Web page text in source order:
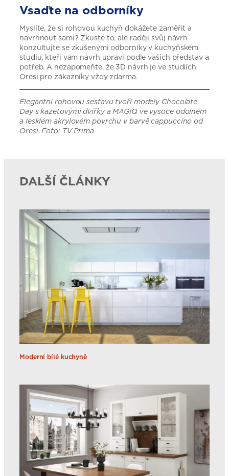
Vsaďte na odborníky
Myslíte, že si rohovou kuchyň dokážete zaměřit a
navrhnout sami? Zkuste to, ale raději svůj návrh
konzultujte se zkušenými odborníky v kuchyňském
studiu, kteří vám návrh upraví podle vašich představ a
potřeb. A nezapomeňte, že 3D návrh je ve studiích
Oresi pro zákazníky vždy zdarma.
Elegantní rohovou sestavu tvoří modely Chocolate
Day s kazetovými dvířky a MAGIQ ve vysoce odolném
a lesklém akrylovém povrchu v barvě cappuccino od
Oresi. Foto: TV Prima
DALŠÍ ČLÁNKY
Moderní bílé kuchyně